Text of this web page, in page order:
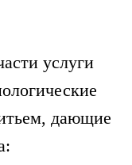
услуги
дающие